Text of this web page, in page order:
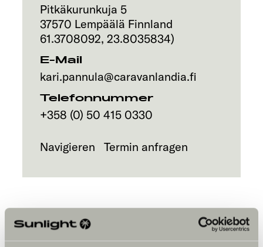
Service
Pitkäkurunkuja 5
37570 Lempäälä Finnland
61.3708092, 23.8035834)
E-Mail
kari.pannula@caravanlandia.fi
Telefonnummer
+358 (0) 50 415 0330
Navigieren Termin anfragen